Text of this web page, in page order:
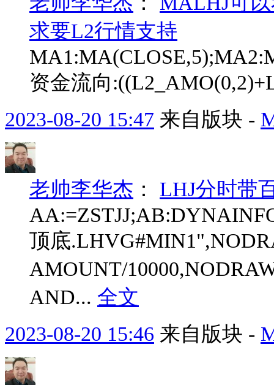
求要L2行情支持
资金流向
2023-08-20 15:47 来自版块 -
老帅李华杰 ： LHJ分时带
顶底
AMOUNT/
AND... 全文
2023-08-20 15:46 来自版块 -